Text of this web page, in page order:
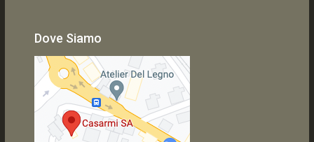
Dove Siamo